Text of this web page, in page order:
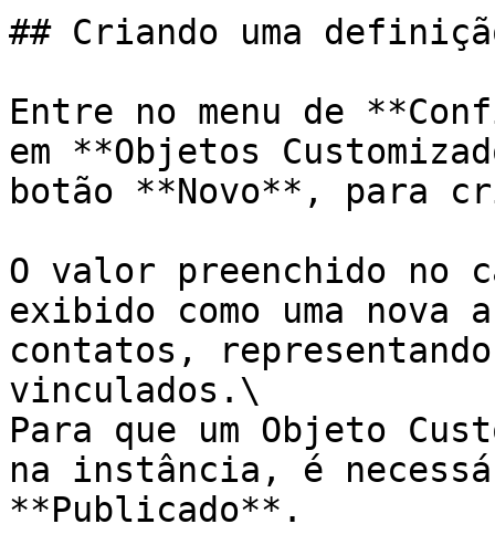
## Criando uma
Entre no menu de
em **Objetos
botão **Novo**, para
O valor preenchido no
exibido como uma
contatos,
vinculados.\
Para que um Objeto
na instância, é
**Publicado**.